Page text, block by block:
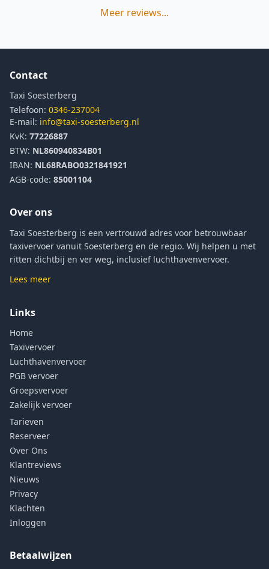
Meer reviews...
Contact
Taxi Soesterberg
Telefoon: 0346-237004
E-mail: info@taxi-soesterberg.nl
KvK: 77226887
BTW: NL860940834B01
IBAN: NL68RABO0321841921
AGB-code: 85001104
Over ons
Taxi Soesterberg is een vertrouwd adres voor betrouwbaar
taxivervoer vanuit Soesterberg en de regio. Wij helpen u met
ritten dichtbij en ver weg, inclusief luchthavenvervoer.
Lees meer
Links
Home
Taxivervoer
Luchthavenvervoer
PGB vervoer
Groepsvervoer
Zakelijk vervoer
Tarieven
Reserveer
Over Ons
Klantreviews
Nieuws
Privacy
Klachten
Inloggen
Betaalwijzen